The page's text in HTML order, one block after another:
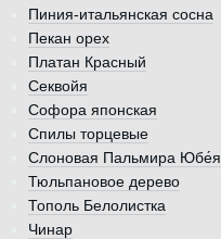
Пиния-итальянская сосна
Пекан орех
Платан Красный
Секвойя
Софора японская
Спилы торцевые
Слоновая Пальмира Юбе́я
Тюльпановое дерево
Тополь Белолистка
Чинар